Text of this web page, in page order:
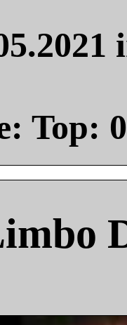
Top: 0